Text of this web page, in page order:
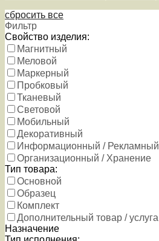
сбросить все
Фильтр
Свойство изделия:
Магнитный
Меловой
Маркерный
Пробковый
Тканевый
Световой
Мобильный
Декоративный
Информационный / Рекламный
Организационный / Хранение
Тип товара:
Основной
Образец
Комплект
Дополнительный товар / услуга
Назначение